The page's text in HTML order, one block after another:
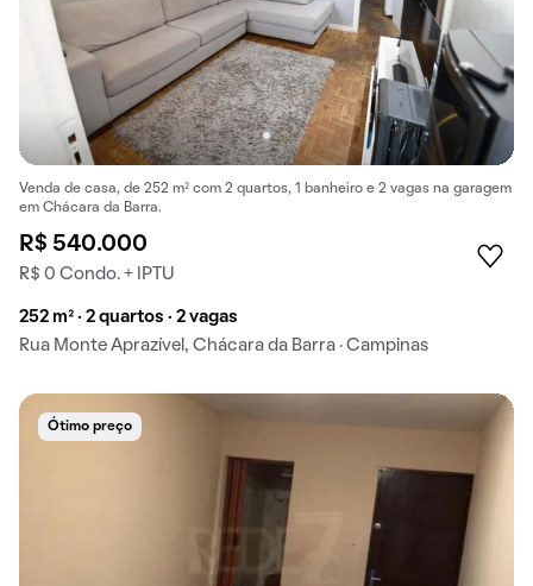
Venda de casa, de 252 m² com 2 quartos, 1 banheiro e 2 vagas na garagem
em Chácara da Barra.
R$ 540.000
R$ 0 Condo. + IPTU
252 m² · 2 quartos · 2 vagas
Rua Monte Aprazível, Chácara da Barra · Campinas
Ótimo preço